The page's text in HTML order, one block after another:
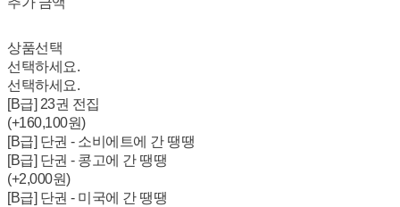
상품선택
선택하세요.
선택하세요.
[B급] 23권 전집
(+160,100원)
[B급] 단권 - 소비에트에 간 땡땡
[B급] 단권 - 콩고에 간 땡땡
(+2,000원)
[B급] 단권 - 미국에 간 땡땡